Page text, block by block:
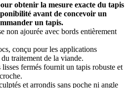
obtenir la mesure exacte du tapis
avant de concevoir un
un tapis.
non ajourée avec bords entièrement
conçu pour les applications
traitement de la viande.
fermés fournit un tapis robuste et
et arrondis sans poche ni angle